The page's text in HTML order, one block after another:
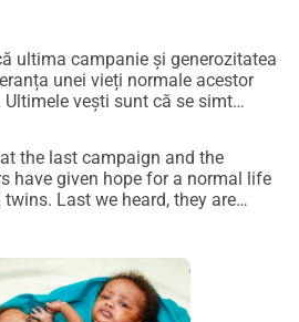
ultima campanie și generozitatea
unei vieți normale acestor
vești sunt că se simt
the last campaign and the
have given hope for a normal life
Last we heard, they are